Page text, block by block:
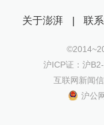
关于澎湃 | 联
©2014~
沪ICP证：沪
互联网新闻
沪公